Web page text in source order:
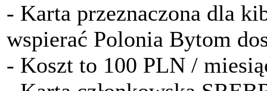
- Karta przeznaczona dla
wspierać Polonia Bytom
- Koszt to 100 PLN /